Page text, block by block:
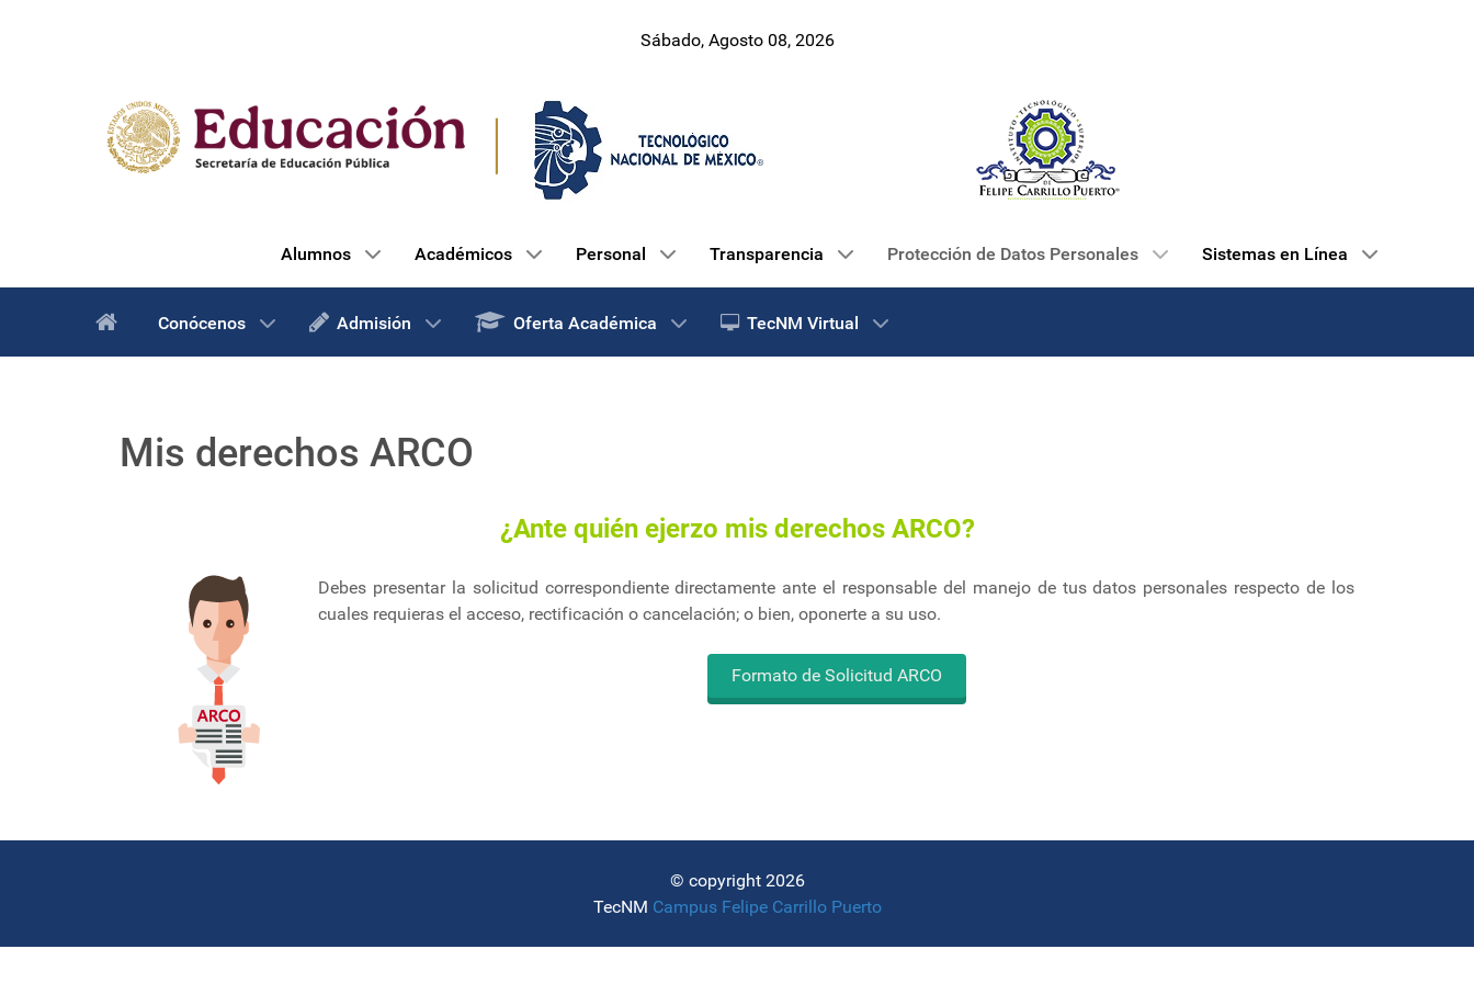
Sábado, Agosto 08, 2026
Alumnos Académicos Personal Transparencia Protección de Datos Personales Sistemas en Línea
Conócenos Admisión Oferta Académica TecNM Virtual
Mis derechos ARCO
¿Ante quién ejerzo mis derechos ARCO?
Debes presentar la solicitud correspondiente directamente ante el responsable del manejo de tus datos personales respecto de los
cuales requieras el acceso, rectificación o cancelación; o bien, oponerte a su uso.
Formato de Solicitud ARCO
© copyright​ 2026
TecNM CampusFelipe Carrillo Puerto